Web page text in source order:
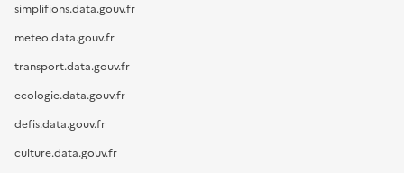
simplifions.data.gouv.fr
meteo.data.gouv.fr
transport.data.gouv.fr
ecologie.data.gouv.fr
defis.data.gouv.fr
culture.data.gouv.fr